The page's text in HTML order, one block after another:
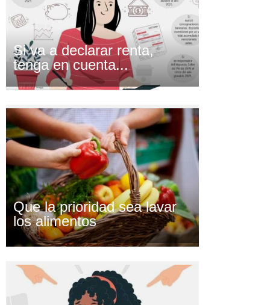
Si va a declarar renta,
tenga en cuenta...
Que la prioridad sea lavar
los alimentos